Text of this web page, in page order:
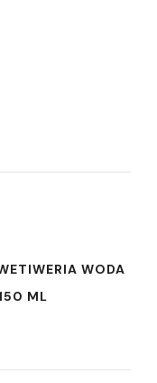
WODA
ML